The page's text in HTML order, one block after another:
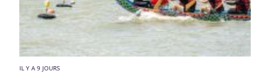
IL Y A 9 JOURS